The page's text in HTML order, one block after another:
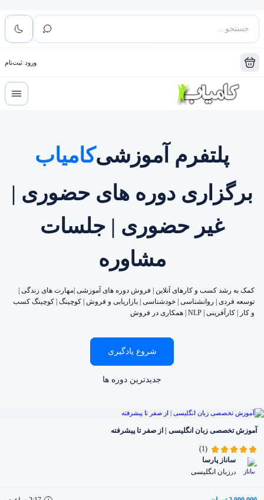
ورود ثبت‌نام
پلتفرم آموزشیکامیاب
برگزاری دوره های حضوری |
غیر حضوری | جلسات
مشاوره
کمک به رشد کسب و کارهای آنلاین | فروش دوره های آموزشی |مهارت های زندگی |
توسعه فردی | روانشناسی | خودشناسی | بازاریابی و فروش | کوچینگ | کوچینگ کسب
و کار | کارآفرینی | NLP | همکاری در فروش
شروع یادگیری
جدیدترین دوره ها
آموزش تخصصی زبان انگلیسی | از صفر تا پیشرفته
(1)
ساناز پارسا
در زبان انگلیسی